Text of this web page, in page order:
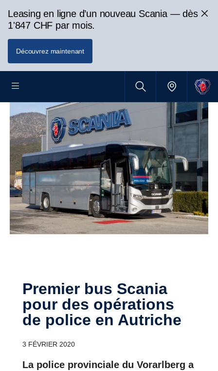
Leasing en ligne d’un nouveau Scania — dès
1'847 CHF par mois.
Découvrez maintenant
Premier bus Scania
pour des opérations
de police en Autriche
3 FÉVRIER 2020
La police provinciale du Vorarlberg a